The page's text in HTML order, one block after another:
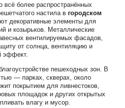
более распространённых
настила в городском
декоративные элементы для
и козырьков. Металлические
вентилируемых фасадов,
от солнца, вентиляцию и
эффект.
пешеходных зон. В
— парках, скверах, около
покрытием для ливнестоков,
площадок и других открытых
влагу и мусор.